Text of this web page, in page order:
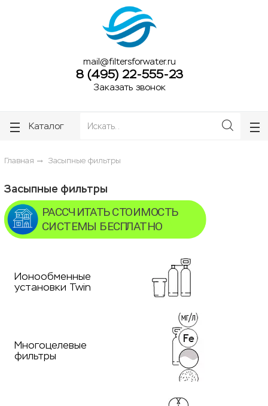
mail@filtersforwater.ru
8 (495) 22-555-23
Заказать звонок
Каталог
Главная Засыпные фильтры
Засыпные фильтры
Ионообменные
установки Twin
Многоцелевые
фильтры